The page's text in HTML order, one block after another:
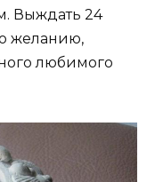
Выждать 24
желанию,
любимого